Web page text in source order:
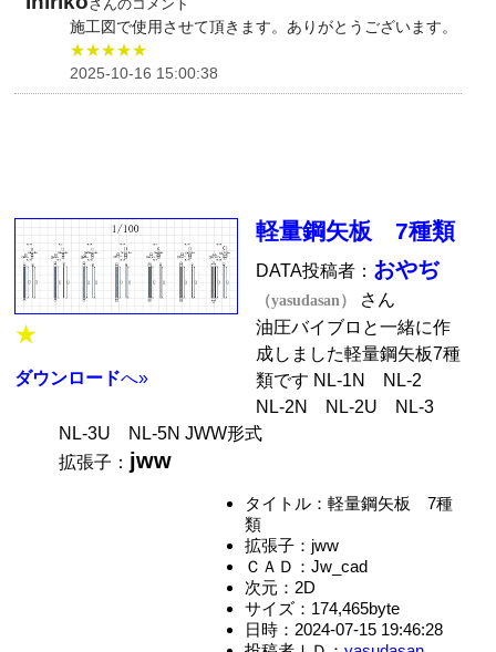
さんのコメント
施工図で使用させて頂きます。ありがとうございます。
★★★★★
2025-10-16 15:00:38
★
ダウンロードへ»
軽量鋼矢板 7種類
DATA投稿者： おやぢ
（yasudasan）
さん
油圧バイブロと一緒に作
成しました軽量鋼矢板7種
類です NL-1N NL-2
NL-2N NL-2U NL-3
NL-3U NL-5N JWW形式
拡張子： jww
タイトル：軽量鋼矢板 7種
類
拡張子：jww
ＣＡＤ：Jw_cad
次元：2D
サイズ：174,465byte
日時：2024-07-15 19:46:28